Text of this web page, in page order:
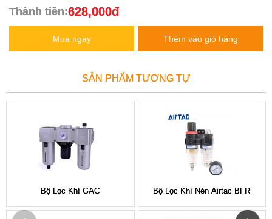
Thành tiền:628,000đ
Mua ngay Thêm vào giỏ hàng
SẢN PHẨM TƯƠNG TỰ
Bộ Lọc Khí GAC Bộ Lọc Khí Nén Airtac BFR